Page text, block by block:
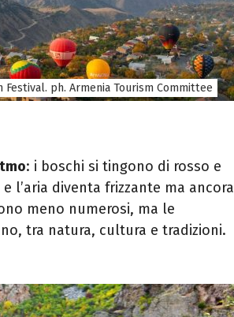
ph. Armenia Tourism Committee
: i boschi si tingono di rosso e
l’aria diventa frizzante ma ancora
meno numerosi, ma le
tra natura, cultura e tradizioni.